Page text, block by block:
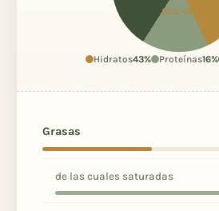
32% VR*
Hidratos43% Proteínas16%
Grasas
de las cuales saturadas